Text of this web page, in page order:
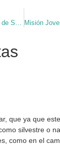
Celebración de la fiesta de San Eugenio
que ya que
silvestre o
como en el